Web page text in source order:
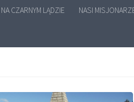
NA CZARNYM LĄDZIE NASI